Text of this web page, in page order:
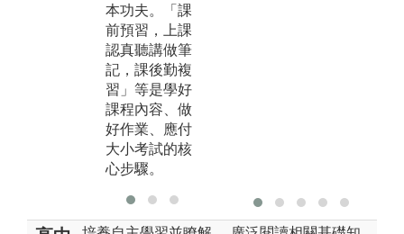
本功夫。「課
前預習，上課
認真聽講做筆
記，課後勤複
習」等是學好
課程內容、做
好作業、應付
大小考試的核
心步驟。